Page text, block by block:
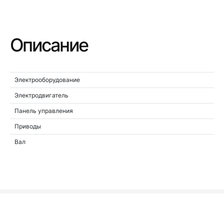
Описание
Электрооборудование
Электродвигатель
Панель управления
Приводы
Вал